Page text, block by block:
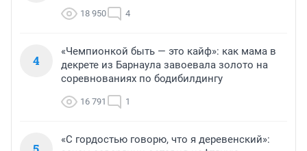
18 950 4
4
«Чемпионкой быть — это кайф»: как мама в
декрете из Барнаула завоевала золото на
соревнованиях по бодибилдингу
16 791 1
«С гордостью говорю, что я деревенский»: